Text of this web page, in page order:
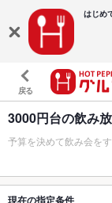
はじめ
戻る
3000円台の飲み
予算を決めて飲み会を
現在の指定条件